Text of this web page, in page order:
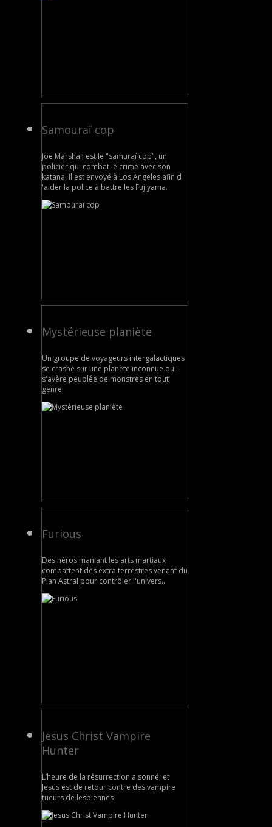
Samouraï cop
Joe Marshall est le "samuraï cop", un
policier qui combat le crime avec son
katana. Il est envoyé à Los Angeles afin d
'aider la police à battre les Fujiyama.
Mystérieuse planiète
Un groupe de voyageurs intergalactiques
se crashe sur une planète inconnue qui
s'avère peuplée de monstres en tout
genre.
Furious
Des héros maniant les arts martiaux
combattent des extra terrestres venant du
Plan Astral pour contrôler l'univers..
Jesus Christ Vampire
Hunter
L’heure de la résurrection a sonné, et
Jésus est de retour contre des vampire
tueurs de lesbiennes